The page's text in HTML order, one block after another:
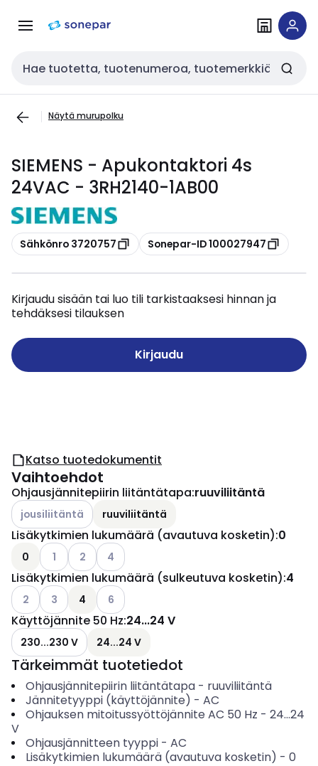
navigointiinsisältöön
Haku
Näytä murupolku
SIEMENS - Apukontaktori 4s
24VAC - 3RH2140-1AB00
Kopioi
Sähkönro 3720757 Kopioi
Sonepar-ID 100027947
Kirjaudu sisään tai luo tili tarkistaaksesi hinnan ja
tehdäksesi tilauksen
Kirjaudu
Katso tuotedokumentit
Vaihtoehdot
Ohjausjännitepiirin liitäntätapa:ruuviliitäntä
Katso käytettävissä olevat vaihtoehdot
jousiliitäntä ruuviliitäntä
Lisäkytkimien lukumäärä (avautuva kosketin):0
0 Katso käytettävissä olevat vaihtoehdot
1 Katso käytettävissä olevat vaihtoehdot
2 Katso käytettävissä olevat vaihtoehdot
4
Lisäkytkimien lukumäärä (sulkeutuva kosketin):4
Katso käytettävissä olevat vaihtoehdot
2 Katso käytettävissä olevat vaihtoehdot
3 4 Katso käytettävissä olevat vaihtoehdot
6
Käyttöjännite 50 Hz:24...24 V
230...230 V 24...24 V
Tärkeimmät tuotetiedot
Ohjausjännitepiirin liitäntätapa- ruuviliitäntä
Jännitetyyppi (käyttöjännite) - AC
Ohjauksen mitoitussyöttöjännite AC 50 Hz - 24...24
V
Ohjausjännitteen tyyppi- AC
Lisäkytkimien lukumäärä (avautuva kosketin) - 0